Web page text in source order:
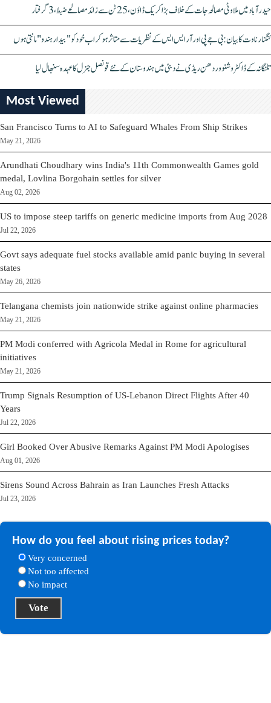
حیدرآباد میں ملاوٹی مصالحہ جات کے خلاف بڑا کریک ڈاؤن، 25 ٹن سے زائد مصالحے ضبط، 3 گرفتار
کنگنا رناوت کا بیان: بی جے پی اور آر ایس ایس کے نظریات سے متاثر ہو کر اب خود کو "بیدار ہندو" مانتی ہوں
تلنگانہ کے ڈاکٹر وشنو وردھن ریڈی نے دبئی میں ہندوستان کے نئے قونصل جنرل کا عہدہ سنبھال لیا
Most Viewed
San Francisco Turns to AI to Safeguard Whales From Ship Strikes
May 21, 2026
Arundhati Choudhary wins India's 11th Commonwealth Games gold
medal, Lovlina Borgohain settles for silver
Aug 02, 2026
US to impose steep tariffs on generic medicine imports from Aug 2028
Jul 22, 2026
Govt says adequate fuel stocks available amid panic buying in several
states
May 26, 2026
Telangana chemists join nationwide strike against online pharmacies
May 21, 2026
PM Modi conferred with Agricola Medal in Rome for agricultural
initiatives
May 21, 2026
Trump Signals Resumption of US-Lebanon Direct Flights After 40
Years
Jul 22, 2026
Girl Booked Over Abusive Remarks Against PM Modi Apologises
Aug 01, 2026
Sirens Sound Across Bahrain as Iran Launches Fresh Attacks
Jul 23, 2026
How do you feel about rising prices today?
Very concerned
Not too affected
No impact